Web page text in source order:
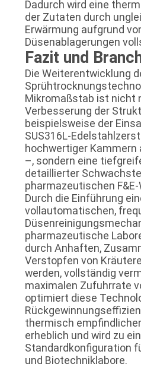
Dadurch wird eine
der Zutaten durch
Erwärmung aufgrund
Düsenablagerungen
Fazit und
Die Weiterentwicklung
Mikromaßstab ist nicht
Verbesserung der
beispielsweise der
SUS316L-
hochwertiger Kammern
–, sondern eine
detaillierter
pharmazeutischen F&E-
Durch die Einführung
vollautomatischen,
pharmazeutische
durch Anhaften,
Verstopfen von
werden, vollständig
maximalen Zufuhrrate
optimiert diese
thermisch
erheblich und wird zu
Standardkonfiguration
und Biotechniklabore.